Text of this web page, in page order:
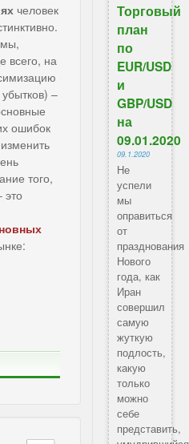
человек
всего, на
–
ошибок
того,
Торговый
план
по
EUR/USD
и
GBP/USD
на
09.01.2020
09.1.2020
Не
успели
мы
оправиться
от
празднования
Нового
года, как
Иран
совершил
самую
жуткую
подлость,
какую
только
можно
себе
представить,